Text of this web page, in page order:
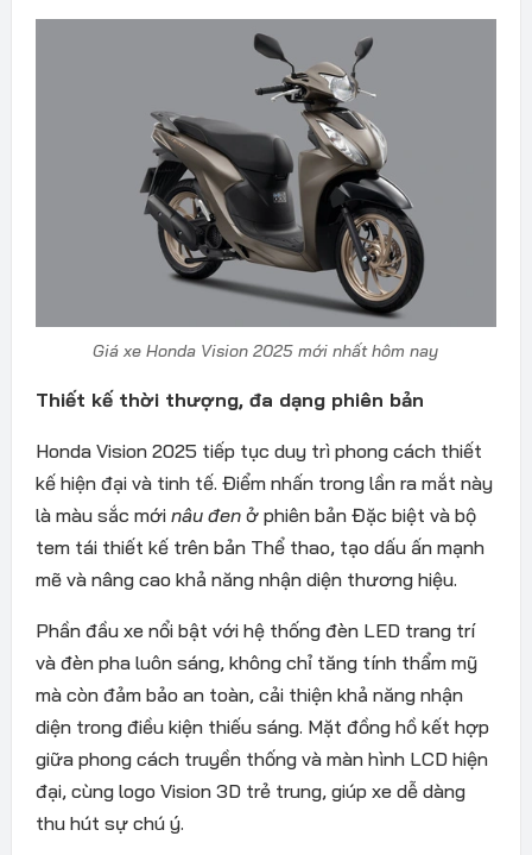
Giá xe Honda Vision 2025 mới nhất hôm nay
Thiết kế thời thượng, đa dạng phiên bản
Honda Vision 2025 tiếp tục duy trì phong cách thiết
kế hiện đại và tinh tế. Điểm nhấn trong lần ra mắt này
là màu sắc mới nâu đenở phiên bản Đặc biệt và bộ
tem tái thiết kế trên bản Thể thao, tạo dấu ấn mạnh
mẽ và nâng cao khả năng nhận diện thương hiệu.
Phần đầu xe nổi bật với hệ thống đèn LED trang trí
và đèn pha luôn sáng, không chỉ tăng tính thẩm mỹ
mà còn đảm bảo an toàn, cải thiện khả năng nhận
diện trong điều kiện thiếu sáng. Mặt đồng hồ kết hợp
giữa phong cách truyền thống và màn hình LCD hiện
đại, cùng logo Vision 3D trẻ trung, giúp xe dễ dàng
thu hút sự chú ý.